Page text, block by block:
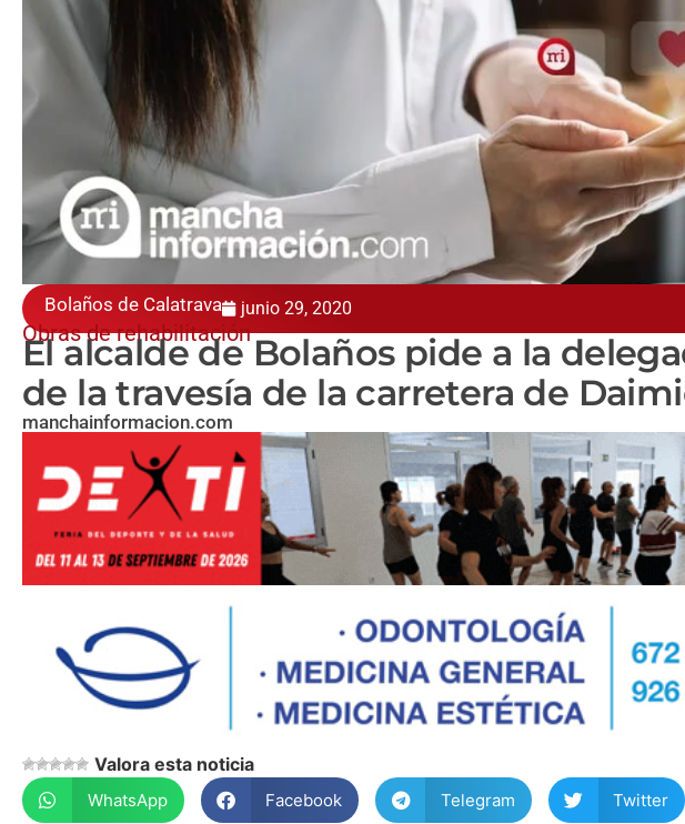
Bolaños de Calatrava junio 29, 2020
Obras de rehabilitación
El alcalde de Bolaños pide a la
de la travesía de la carretera de
manchainformacion.com
Valora esta noticia
WhatsApp Facebook Telegram Twitter